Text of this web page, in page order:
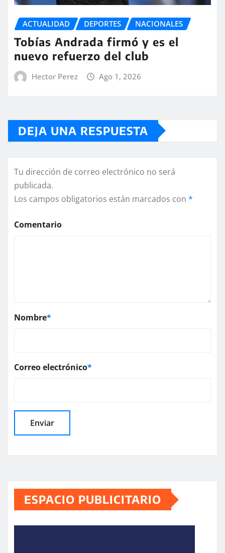
ACTUALIDAD DEPORTES NACIONALES
Tobías Andrada firmó y es el
nuevo refuerzo del club
Hector Perez Ago 1, 2026
DEJA UNA RESPUESTA
Tu dirección de correo electrónico no será
publicada.
Los campos obligatorios están marcados con *
Comentario
Nombre*
Correo electrónico*
ESPACIO PUBLICITARIO